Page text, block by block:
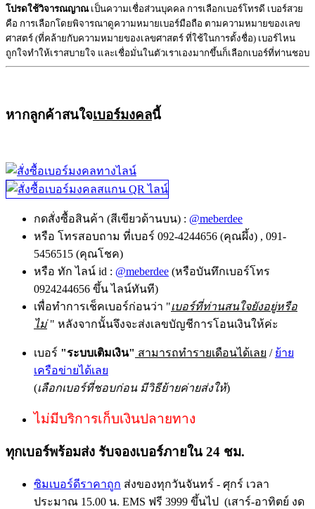
โปรดใช้วิจารณญาณเป็นความเชื่อส่วนบุคคล การเลือกเบอร์โทรดี เบอร์สวย
คือ การเลือกโดยพิจารณาดูความหมายเบอร์มือถือ ตามความหมายของเลข
ศาสตร์ (ที่คล้ายกับความหมายของเลขศาสตร์ ที่ใช้ในการตั้งชื่อ) เบอร์ไหน
ถูกใจทำให้เราสบายใจ และเชื่อมั่นในตัวเราเองมากขึ้นก็เลือกเบอร์ที่ท่านชอบ
หากลูกค้าสนใจเบอร์มงคลนี้
กดสั่งซื้อสินค้า (สีเขียวด้านบน) : @meberdee
หรือ โทรสอบถาม ที่เบอร์ 092-4244656 (คุณผึ้ง) , 091-
5456515 (คุณโชค)
หรือ ทัก ไลน์ id : @meberdee (หรือบันทึกเบอร์โทร
0924244656 ขึ้น ไลน์ทันที)
เพื่อทำการเช็คเบอร์ก่อนว่า "เบอร์ที่ท่านสนใจยังอยู่หรือ
ไม่" หลังจากนั้นจึงจะส่งเลขบัญชีการโอนเงินให้ค่ะ
เบอร์ "ระบบเติมเงิน" สามารถทำรายเดือนได้เลย / ย้าย
เครือข่ายได้เลย
(เลือกเบอร์ที่ชอบก่อน มีวิธีย้ายค่ายส่งให้)
ไม่มีบริการเก็บเงินปลายทาง
ทุกเบอร์พร้อมส่ง รับจองเบอร์ภายใน 24 ชม.
ซิมเบอร์ดีราคาถูก ส่งของทุกวันจันทร์ - ศุกร์ เวลา
ประมาณ 15.00 น. EMS ฟรี 3999 ขึ้นไป (เสาร์-อาทิตย์ งด